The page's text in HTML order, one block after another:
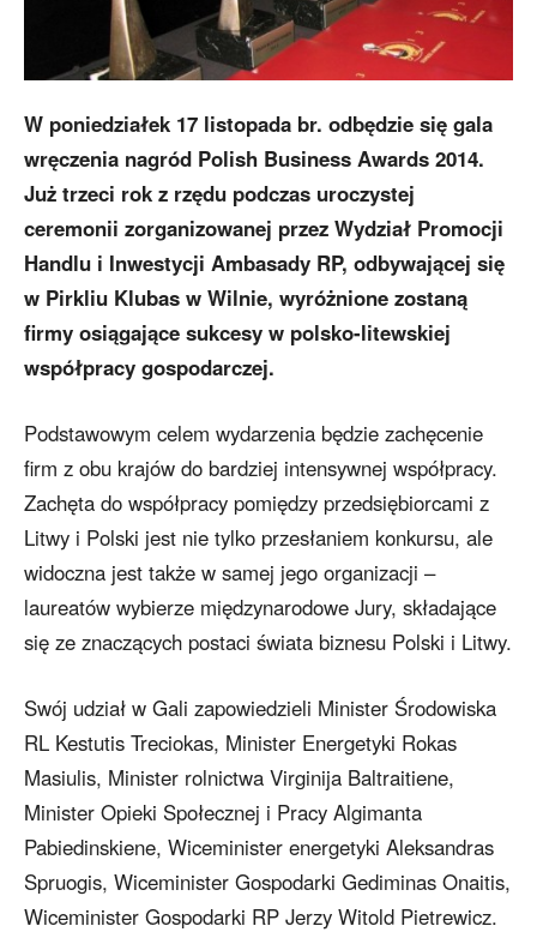
W poniedziałek 17 listopada br. odbędzie się gala
wręczenia nagród Polish Business Awards 2014.
Już trzeci rok z rzędu podczas uroczystej
ceremonii zorganizowanej przez Wydział Promocji
Handlu i Inwestycji Ambasady RP, odbywającej się
w Pirkliu Klubas w Wilnie, wyróżnione zostaną
firmy osiągające sukcesy w polsko-litewskiej
współpracy gospodarczej.
Podstawowym celem wydarzenia będzie zachęcenie
firm z obu krajów do bardziej intensywnej współpracy.
Zachęta do współpracy pomiędzy przedsiębiorcami z
Litwy i Polski jest nie tylko przesłaniem konkursu, ale
widoczna jest także w samej jego organizacji –
laureatów wybierze międzynarodowe Jury, składające
się ze znaczących postaci świata biznesu Polski i Litwy.
Swój udział w Gali zapowiedzieli Minister Środowiska
RL Kestutis Treciokas, Minister Energetyki Rokas
Masiulis, Minister rolnictwa Virginija Baltraitiene,
Minister Opieki Społecznej i Pracy Algimanta
Pabiedinskiene, Wiceminister energetyki Aleksandras
Spruogis, Wiceminister Gospodarki Gediminas Onaitis,
Wiceminister Gospodarki RP Jerzy Witold Pietrewicz.